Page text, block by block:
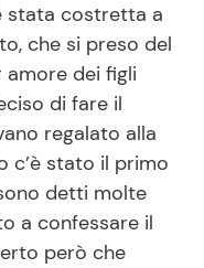
stata costretta a
che si preso del
dei figli
di fare il
regalato alla
c’è stato il primo
detti molte
a confessare il
però che